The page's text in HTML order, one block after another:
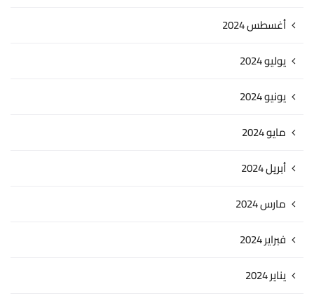
أغسطس 2024
يوليو 2024
يونيو 2024
مايو 2024
أبريل 2024
مارس 2024
فبراير 2024
يناير 2024